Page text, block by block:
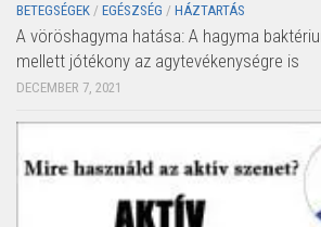
BETEGSÉGEK / EGÉSZSÉG / HÁZTARTÁS
A vöröshagyma hatása: A hagyma
mellett jótékony az agytevékenységre is
DECEMBER 7, 2021